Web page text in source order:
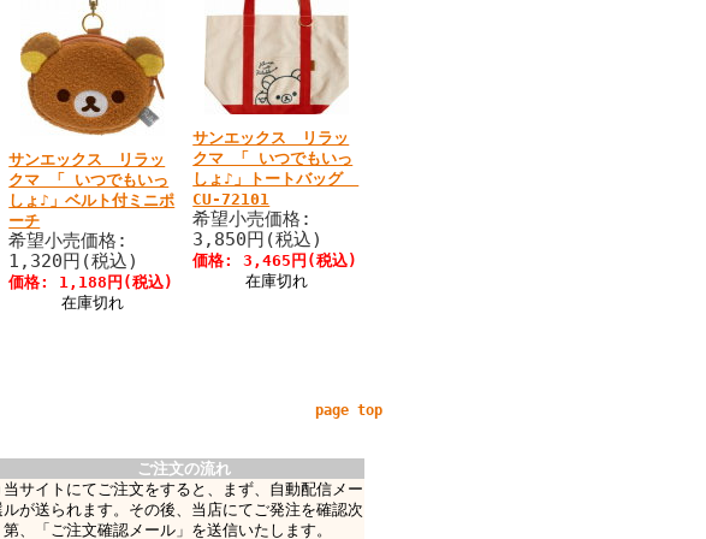
サンエックス リラッ
クマ 「 いつでもいっ
しょ♪」ベルト付ミニポ
ーチ
希望小売価格:
1,320円(税込)
価格: 1,188円(税込)
在庫切れ
サンエックス リラッ
クマ 「 いつでもいっ
しょ♪」トートバッグ
CU-72101
希望小売価格:
3,850円(税込)
価格: 3,465円(税込)
在庫切れ
page top
ご注文の流れ
当サイトにてご注文をすると、まず、自動配信メー
ルが送られます。その後、当店にてご発注を確認次
第、「ご注文確認メール」を送信いたします。